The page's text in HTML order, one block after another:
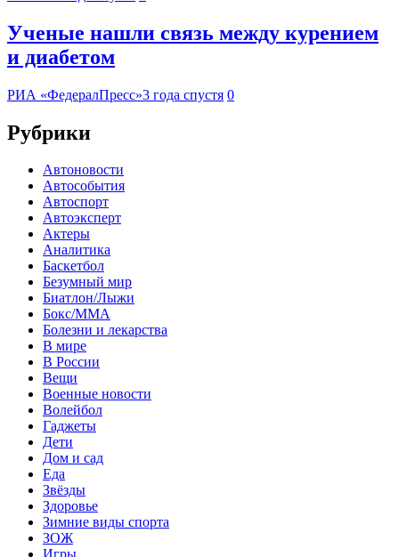
Ученые нашли связь между курением
и диабетом
РИА «ФедералПресс»3 года спустя 0
Рубрики
Автоновости
Автособытия
Автоспорт
Автоэксперт
Актеры
Аналитика
Баскетбол
Безумный мир
Биатлон/Лыжи
Бокс/MMA
Болезни и лекарства
В мире
В России
Вещи
Военные новости
Волейбол
Гаджеты
Дети
Дом и сад
Еда
Звёзды
Здоровье
Зимние виды спорта
ЗОЖ